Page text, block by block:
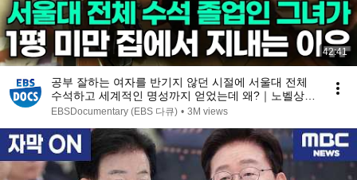
42:41
공부 잘하는 여자를 반기지 않던 시절에 서울대 전체
수석하고 세계적인 명성까지 얻었는데 왜?｜노벨상도
7성급 호텔도 부럽지 않은 어느 학자의 품격｜여백서
EBSDocumentary (EBS 다큐) • 3M views